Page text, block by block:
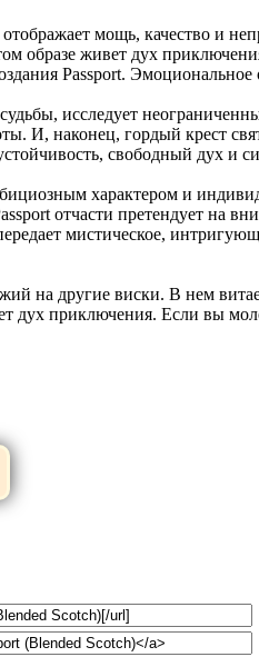
мощь, качество и
образе живет дух
Passport.
исследует
И, наконец, гордый крест
свободный дух и
характером и
отчасти претендует на
мистическое,
на другие виски. В нем
дух приключения. Если вы